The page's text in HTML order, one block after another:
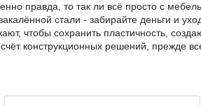
правда, то так ли всё просто с
стали - забирайте деньги и
чтобы сохранить пластичность,
конструкционных решений, прежде